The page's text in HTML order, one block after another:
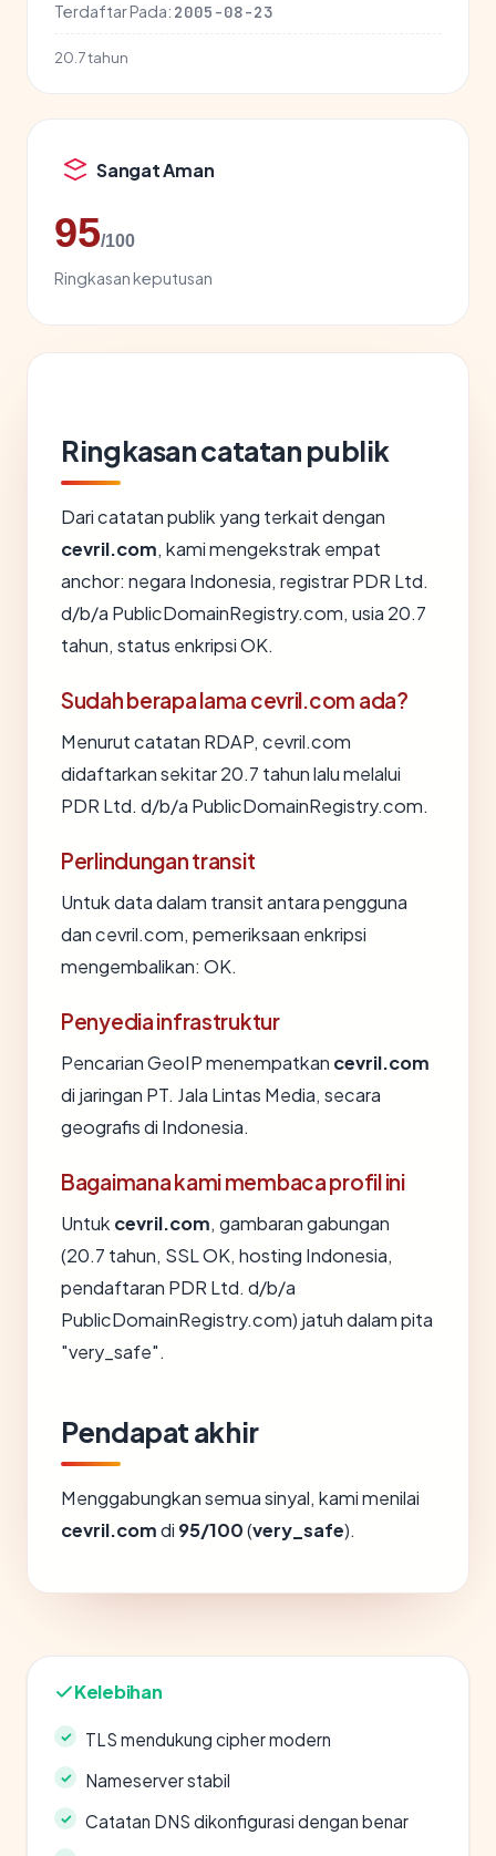
Terdaftar Pada: 2005-08-23
20.7 tahun
Sangat Aman
95/100
Ringkasan keputusan
Ringkasan catatan publik
Dari catatan publik yang terkait dengan
cevril.com, kami mengekstrak empat
anchor: negara Indonesia, registrar PDR Ltd.
d/b/a PublicDomainRegistry.com, usia 20.7
tahun, status enkripsi OK.
Sudah berapa lama cevril.com ada?
Menurut catatan RDAP, cevril.com
didaftarkan sekitar 20.7 tahun lalu melalui
PDR Ltd. d/b/a PublicDomainRegistry.com.
Perlindungan transit
Untuk data dalam transit antara pengguna
dan cevril.com, pemeriksaan enkripsi
mengembalikan: OK.
Penyedia infrastruktur
Pencarian GeoIP menempatkan cevril.com
di jaringan PT. Jala Lintas Media, secara
geografis di Indonesia.
Bagaimana kami membaca profil ini
Untuk cevril.com, gambaran gabungan
(20.7 tahun, SSL OK, hosting Indonesia,
pendaftaran PDR Ltd. d/b/a
PublicDomainRegistry.com) jatuh dalam pita
"very_safe".
Pendapat akhir
Menggabungkan semua sinyal, kami menilai
cevril.comdi 95/100(very_safe).
Kelebihan
TLS mendukung cipher modern
Nameserver stabil
Catatan DNS dikonfigurasi dengan benar